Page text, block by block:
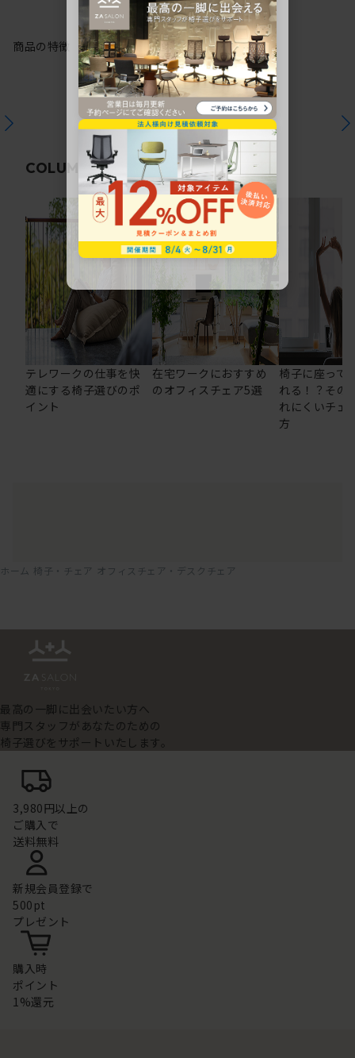
商品の特徴
COLUMN 関連コラム
テレワークの仕事を快
適にする椅子選びのポ
イント
在宅ワークにおすすめ
のオフィスチェア5選
椅子に座って
れる！？その
れにくいチェ
方
ホーム 椅子・チェア オフィスチェア・デスクチェア
最高の一脚に出会いたい方へ
専門スタッフがあなたのための
椅子選びをサポートいたします。
3,980円以上の
ご購入で
送料無料
新規会員登録で
500pt
プレゼント
購入時
ポイント
1%還元